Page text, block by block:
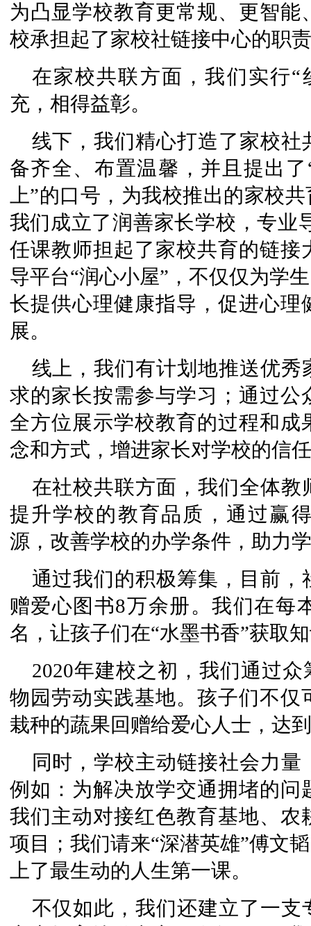
为凸显学校教育更常规、更智
校承担起了家校社链接中心的职
在家校共联方面，我们实行
充，相得益彰。
线下，我们精心打造了家校
备齐全、布置温馨，并且提出
上”的口号，为我校推出的家校
我们成立了润善家长学校，专业
任课教师担起了家校共育的链
导平台“润心小屋”，不仅仅为学
长提供心理健康指导，促进心
展。
线上，我们有计划地推送优
求的家长按需参与学习；通过
全方位展示学校教育的过程和
念和方式，增进家长对学校的信
在社校共联方面，我们全体
提升学校的教育品质，通过赢
源，改善学校的办学条件，助力
通过我们的积极筹集，目前
赠爱心图书8万余册。我们在每
名，让孩子们在“水墨书香”获取
2020年建校之初，我们通过
物园劳动实践基地。孩子们不
栽种的蔬果回赠给爱心人士，达
同时，学校主动链接社会力
例如：为解决放学交通拥堵的
我们主动对接红色教育基地、
项目；我们请来“深潜英雄”傅文
上了最生动的人生第一课。
不仅如此，我们还建立了一